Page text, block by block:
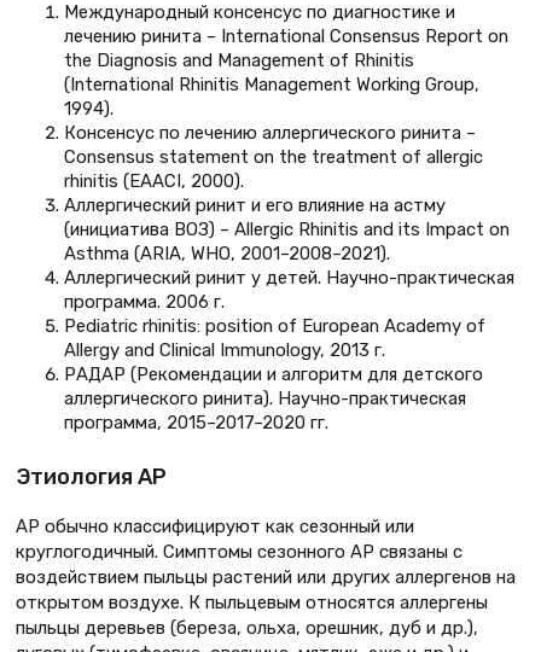
Международный консенсус по диагностике и
лечению ринита – International Consensus Report on
the Diagnosis and Management of Rhinitis
(International Rhinitis Management Working Group,
1994).
Консенсус по лечению аллергического ринита –
Consensus statement on the treatment of allergic
rhinitis (EAACI, 2000).
Аллергический ринит и его влияние на астму
(инициатива ВОЗ) – Allergic Rhinitis and its Impact on
Asthma (ARIA, WHO, 2001–2008–2021).
Аллергический ринит у детей. Научно-практическая
программа. 2006 г.
Pediatric rhinitis: position of European Academy of
Allergy and Clinical Immunology, 2013 г.
РАДАР (Рекомендации и алгоритм для детского
аллергического ринита). Научно-практическая
программа, 2015–2017–2020 гг.
Этиология АР
АР обычно классифицируют как сезонный или
круглогодичный. Симптомы сезонного АР связаны с
воздействием пыльцы растений или других аллергенов на
открытом воздухе. К пыльцевым относятся аллергены
пыльцы деревьев (береза, ольха, орешник, дуб и др.),